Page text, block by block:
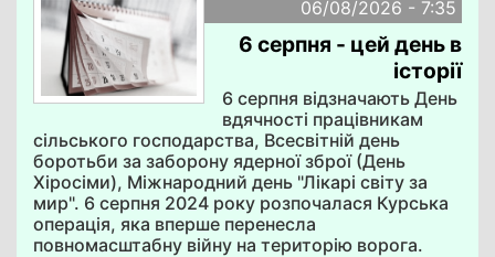
06/08/2026 - 7:35
6 серпня - цей день в
історії
6 серпня відзначають День
вдячності працівникам
сільського господарства, Всесвітній день
боротьби за заборону ядерної зброї (День
Хіросіми), Міжнародний день "Лікарі світу за
мир". 6 серпня 2024 року розпочалася Курська
операція, яка вперше перенесла
повномасштабну війну на територію ворога.